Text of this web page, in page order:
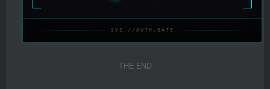
SYS://AUTH.GATE
THE END